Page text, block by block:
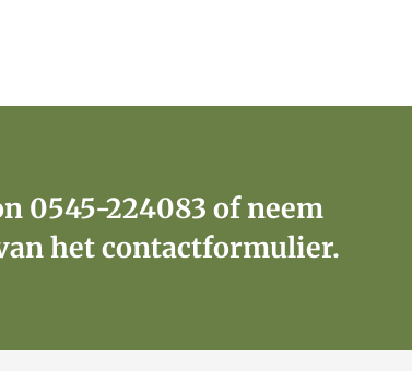
0545-224083 of neem
het contactformulier.